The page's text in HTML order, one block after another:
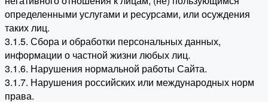
определенными услугами и ресурсами, или осуждения
таких лиц.
3.1.5. Сбора и обработки персональных данных,
информации о частной жизни любых лиц.
3.1.6. Нарушения нормальной работы Сайта.
3.1.7. Нарушения российских или международных норм
права.